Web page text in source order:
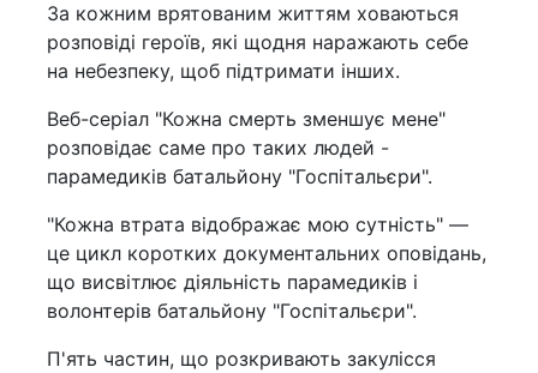
За кожним врятованим життям ховаються
розповіді героїв, які щодня наражають себе
на небезпеку, щоб підтримати інших.
Веб-серіал "Кожна смерть зменшує мене"
розповідає саме про таких людей -
парамедиків батальйону "Госпітальєри".
"Кожна втрата відображає мою сутність" —
це цикл коротких документальних оповідань,
що висвітлює діяльність парамедиків і
волонтерів батальйону "Госпітальєри".
П'ять частин, що розкривають закулісся